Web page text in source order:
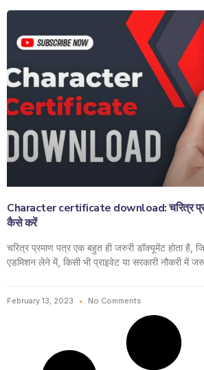
Character certificate download: चरित्र
कैसे करें
चरित्र प्रमाण पत्र एक बहुत ही जरुरी डॉक्यूमेंट होता है,
एडमिशन लेने में, किसी भी प्राइवेट या सरकारी नौकरी में
February 13, 2023 No Comments